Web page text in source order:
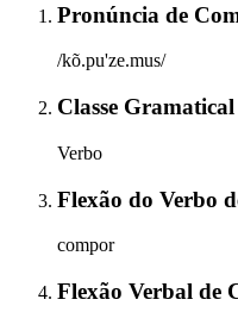
Pronúncia de
/kõ.pu'ze.mus/
Classe Gramatical
Verbo
Flexão do Verbo
compor
Flexão Verbal de